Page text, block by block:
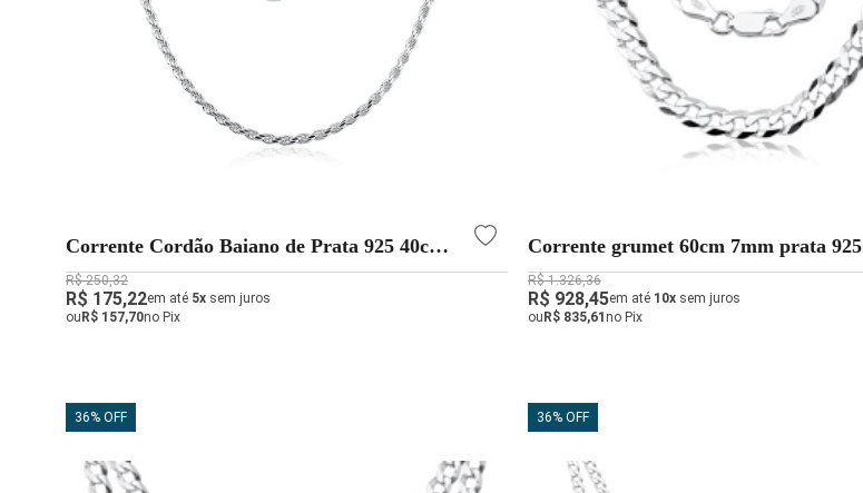
Corrente Cordão Baiano de Prata 925 40cm
2mm
R$ 250,32
R$ 175,22em até 5x sem juros
ou R$ 157,70no Pix
Corrente grumet 60cm 7mm prata 925
R$ 1.326,36
R$ 928,45em até 10xsem juros
ou R$ 835,61 no Pix
36% OFF 36% OFF